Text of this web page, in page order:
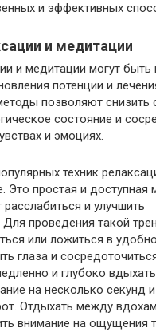
и эффективных
и медитации
и медитации могут
потенции и
позволяют снизить
состояние и
и эмоциях.
техник
Это простая и доступная
и улучшить
проведения такой
или ложиться в
глаза и
и глубоко
на несколько секунд
Отдыхать между
внимание на ощущения